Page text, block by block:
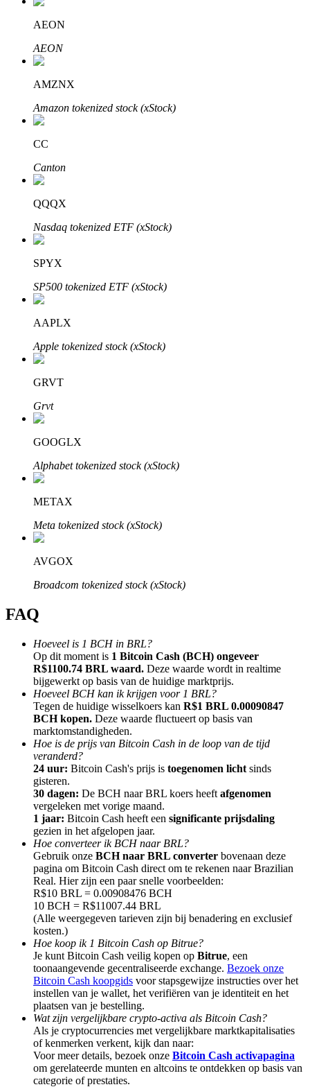
Auto Invest
Grijp langetermijnwinst en flexibele belangen
Leer staken
Bitrue Affiliates
Tot 65% commissies!
Doorverwijzing
Nodig een vriend uit om contante beloningen te ontvangen
BTC Welcome Rewards
BTC Welcome Rewards
Deposit & Trade BTC to Share 25000 USDT prize pool!
Deposit CASHCAT & Win
Share 500000 CASHCAT prize pool
Exclusive for BitMart Users
AEON
AEON
AMZNX
Amazon tokenized stock (xStock)
CC
Canton
QQQX
Nasdaq tokenized ETF (xStock)
SPYX
SP500 tokenized ETF (xStock)
AAPLX
Apple tokenized stock (xStock)
GRVT
Grvt
GOOGLX
Alphabet tokenized stock (xStock)
METAX
Meta tokenized stock (xStock)
AVGOX
Broadcom tokenized stock (xStock)
FAQ
Hoeveel is 1 BCH in BRL?
Op dit moment is 1 Bitcoin Cash (BCH) ongeveer
R$1100.74 BRL waard. Deze waarde wordt in realtime
bijgewerkt op basis van de huidige marktprijs.
Hoeveel BCH kan ik krijgen voor 1 BRL?
Tegen de huidige wisselkoers kan R$1 BRL 0.00090847
BCH kopen. Deze waarde fluctueert op basis van
marktomstandigheden.
Hoe is de prijs van Bitcoin Cash in de loop van de tijd
veranderd?
24 uur: Bitcoin Cash's prijs is toegenomen licht sinds
gisteren.
30 dagen: De BCH naar BRL koers heeft afgenomen
vergeleken met vorige maand.
1 jaar: Bitcoin Cash heeft een significante prijsdaling
gezien in het afgelopen jaar.
Hoe converteer ik BCH naar BRL?
Gebruik onze BCH naar BRL converter bovenaan deze
pagina om Bitcoin Cash direct om te rekenen naar Brazilian
Real. Hier zijn een paar snelle voorbeelden:
R$10 BRL = 0.00908476 BCH
10 BCH = R$11007.44 BRL
(Alle weergegeven tarieven zijn bij benadering en exclusief
kosten.)
Hoe koop ik 1 Bitcoin Cash op Bitrue?
Je kunt Bitcoin Cash veilig kopen op Bitrue, een
toonaangevende gecentraliseerde exchange. Bezoek onze
Bitcoin Cash koopgids voor stapsgewijze instructies over het
instellen van je wallet, het verifiëren van je identiteit en het
plaatsen van je bestelling.
Wat zijn vergelijkbare crypto-activa als Bitcoin Cash?
Als je cryptocurrencies met vergelijkbare marktkapitalisaties
of kenmerken verkent, kijk dan naar:
Voor meer details, bezoek onze Bitcoin Cash activapagina
om gerelateerde munten en altcoins te ontdekken op basis van
categorie of prestaties.